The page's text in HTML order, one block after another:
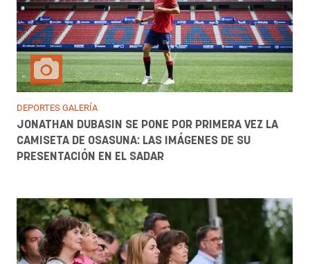
DEPORTES GALERÍA
JONATHAN DUBASIN SE PONE POR PRIMERA VEZ LA
CAMISETA DE OSASUNA: LAS IMÁGENES DE SU
PRESENTACIÓN EN EL SADAR